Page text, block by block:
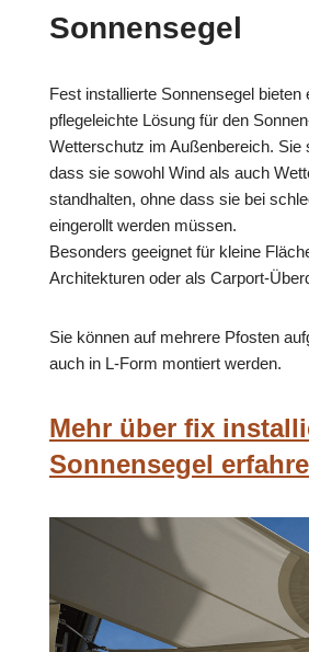
Sonnensegel
Fest installierte Sonnensegel bieten
pflegeleichte Lösung für den
Wetterschutz im Außenbereich. Sie
dass sie sowohl Wind als auch
standhalten, ohne dass sie bei
eingerollt werden müssen.
Besonders geeignet für kleine
Architekturen oder als Carport-
Sie können auf mehrere Pfosten
auch in L-Form montiert werden.
Mehr über fix
Sonnensegel